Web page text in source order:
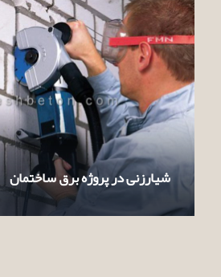
شیارزنی در پروژه برق ساختمان